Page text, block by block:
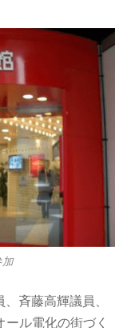
加
斉藤高輝議員、
ル電化の街づく